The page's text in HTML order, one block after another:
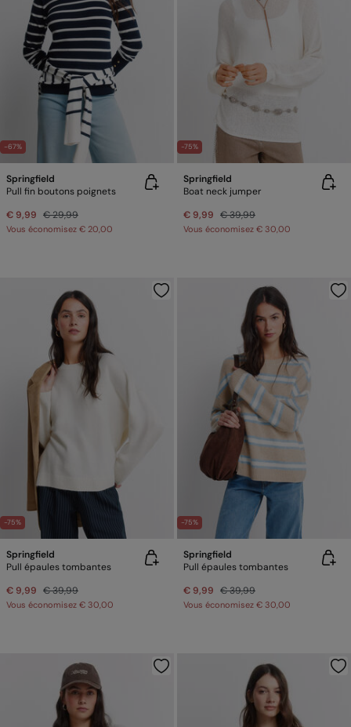
-67%
Springfield
Pull fin boutons poignets
€ 9,99 € 29,99
Vous économisez € 20,00
-75%
Springfield
Boat neck jumper
€ 9,99 € 39,99
Vous économisez € 30,00
-75%
Springfield
Pull épaules tombantes
€ 9,99 € 39,99
Vous économisez € 30,00
-75%
Springfield
Pull épaules tombantes
€ 9,99 € 39,99
Vous économisez € 30,00